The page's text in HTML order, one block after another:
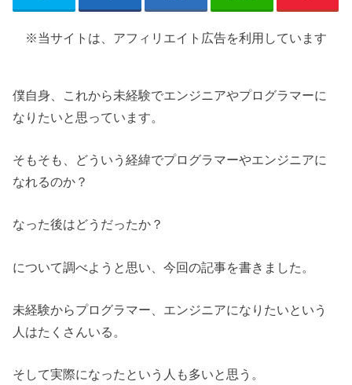
※当サイトは、アフィリエイト広告を利用しています
僕自身、これから未経験でエンジニアやプログラマーに
なりたいと思っています。
そもそも、どういう経緯でプログラマーやエンジニアに
なれるのか？
なった後はどうだったか？
について調べようと思い、今回の記事を書きました。
未経験からプログラマー、エンジニアになりたいという
人はたくさんいる。
そして実際になったという人も多いと思う。